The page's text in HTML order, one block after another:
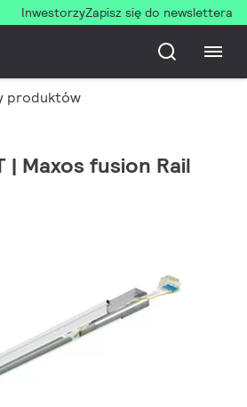
InwestorzyZapisz się do newslettera
produktów
| Maxos fusion Rail